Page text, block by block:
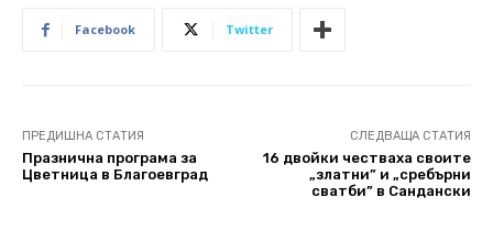
Facebook Twitter
ПРЕДИШНА СТАТИЯ
Празнична програма за
Цветница в Благоевград
СЛЕДВАЩА СТАТИЯ
16 двойки честваха своите
„златни” и „сребърни
сватби” в Сандански